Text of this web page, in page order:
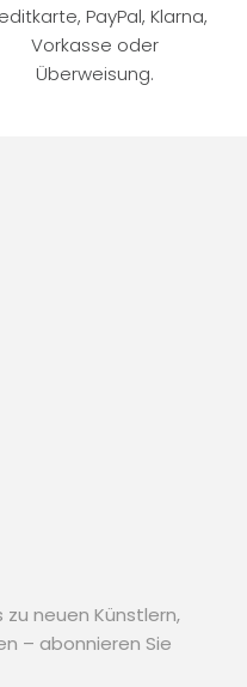
PayPal, Klarna,
Vorkasse oder
Überweisung.
zu neuen Künstlern,
– abonnieren Sie